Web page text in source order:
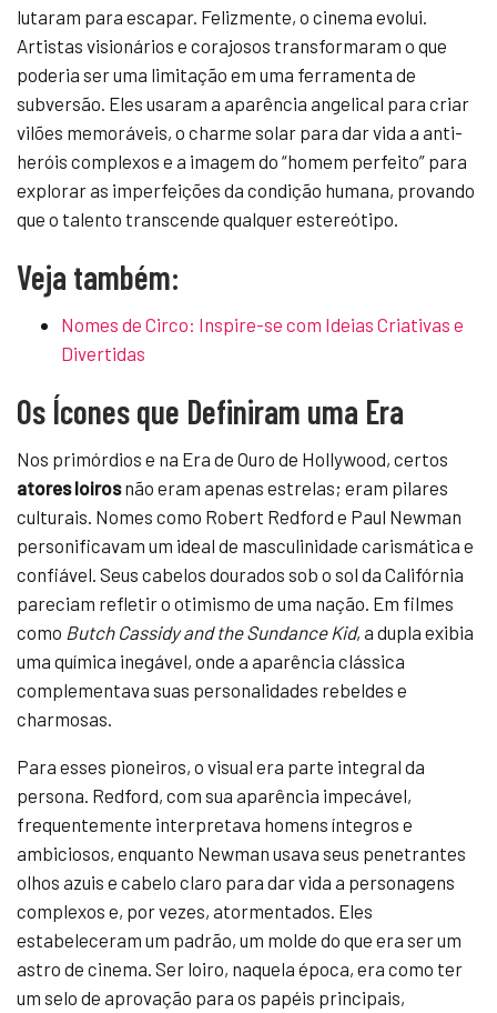
lutaram para escapar. Felizmente, o cinema evolui.
Artistas visionários e corajosos transformaram o que
poderia ser uma limitação em uma ferramenta de
subversão. Eles usaram a aparência angelical para criar
vilões memoráveis, o charme solar para dar vida a anti-
heróis complexos e a imagem do “homem perfeito” para
explorar as imperfeições da condição humana, provando
que o talento transcende qualquer estereótipo.
Veja também:
Nomes de Circo: Inspire-se com Ideias Criativas e
Divertidas
Os Ícones que Definiram uma Era
Nos primórdios e na Era de Ouro de Hollywood, certos
atores loirosnão eram apenas estrelas; eram pilares
culturais. Nomes como Robert Redford e Paul Newman
personificavam um ideal de masculinidade carismática e
confiável. Seus cabelos dourados sob o sol da Califórnia
pareciam refletir o otimismo de uma nação. Em filmes
como Butch Cassidy and the Sundance Kid, a dupla exibia
uma química inegável, onde a aparência clássica
complementava suas personalidades rebeldes e
charmosas.
Para esses pioneiros, o visual era parte integral da
persona. Redford, com sua aparência impecável,
frequentemente interpretava homens íntegros e
ambiciosos, enquanto Newman usava seus penetrantes
olhos azuis e cabelo claro para dar vida a personagens
complexos e, por vezes, atormentados. Eles
estabeleceram um padrão, um molde do que era ser um
astro de cinema. Ser loiro, naquela época, era como ter
um selo de aprovação para os papéis principais,